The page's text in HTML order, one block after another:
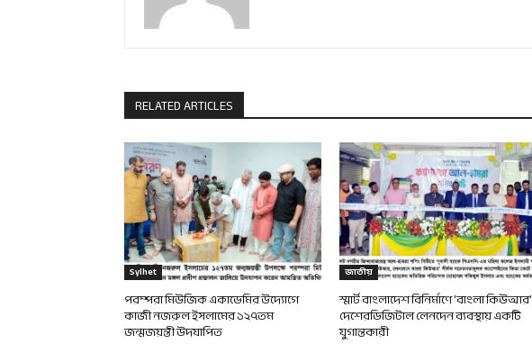
RELATED ARTICLES
Sylhet
পরম্পরা মিউজিক একাডেমির উদ্যোগে
কাজী নজরুল ইসলামের ১২৭তম
জন্মজয়ন্তী উদযাপিত
জাতীয়
স্মার্ট বাংলাদেশ বিনির্মাণে ‘বাংলা কিউআর’
দেশেরডিজিটাল লেনদেন ব্যবস্থায় একটি
যুগান্তকারী